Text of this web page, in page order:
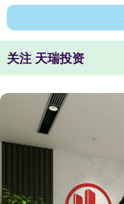
关注 天瑞投资